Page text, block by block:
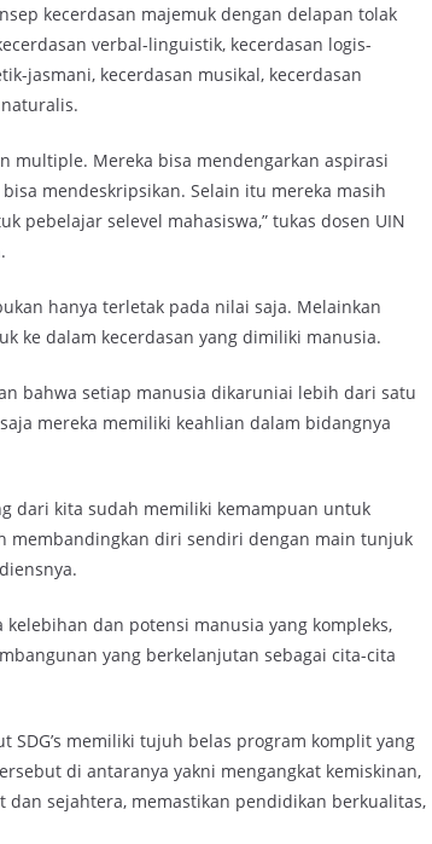
kecerdasan majemuk dengan delapan tolak
verbal-linguistik, kecerdasan logis-
jasmani, kecerdasan musikal, kecerdasan
multiple. Mereka bisa mendengarkan aspirasi
mendeskripsikan. Selain itu mereka masih
pebelajar selevel mahasiswa,” tukas dosen UIN
hanya terletak pada nilai saja. Melainkan
ke dalam kecerdasan yang dimiliki manusia.
bahwa setiap manusia dikaruniai lebih dari satu
mereka memiliki keahlian dalam bidangnya
dari kita sudah memiliki kemampuan untuk
membandingkan diri sendiri dengan main tunjuk
dan potensi manusia yang kompleks,
yang berkelanjutan sebagai cita-cita
memiliki tujuh belas program komplit yang
di antaranya yakni mengangkat kemiskinan,
sejahtera, memastikan pendidikan berkualitas,